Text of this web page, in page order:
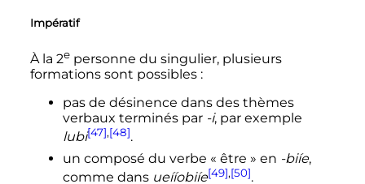
Impératif
À la 2epersonne du singulier, plusieurs
formations sont possibles :
pas de désinence dans des thèmes
verbaux terminés par -i, par exemple
lubi[47],[48].
un composé du verbe « être » en -biíe,
comme dans ueííobiíe[49],[50].